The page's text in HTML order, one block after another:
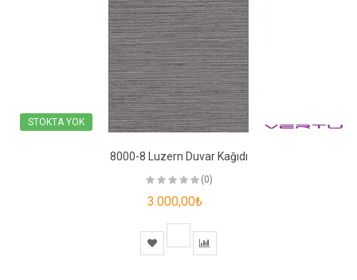
STOKTA YOK
8000-8 Luzern Duvar Kağıdı
(0)
3.000,00₺